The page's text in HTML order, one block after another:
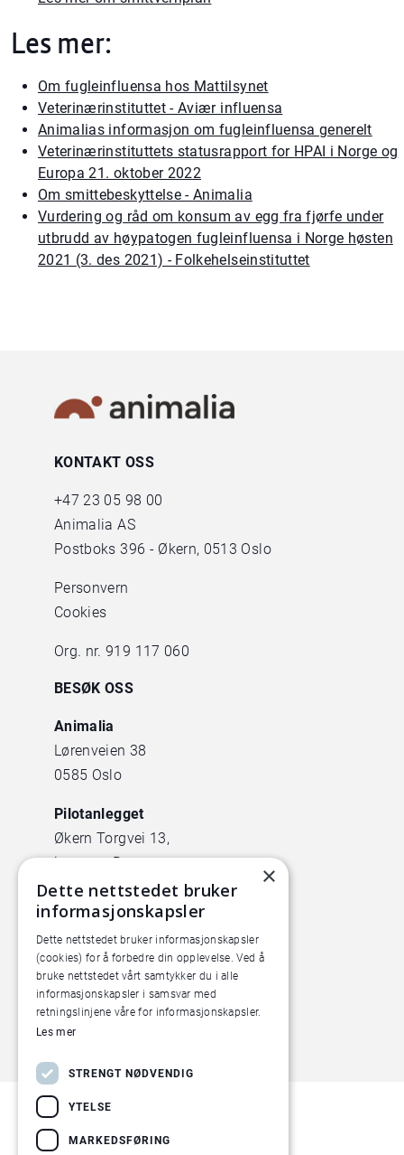
Les mer:
Om fugleinfluensa hos Mattilsynet
Veterinærinstituttet - Aviær influensa
Animalias informasjon om fugleinfluensa generelt
Veterinærinstituttets statusrapport for HPAI i Norge og
Europa 21. oktober 2022
Om smittebeskyttelse - Animalia
Vurdering og råd om konsum av egg fra fjørfe under
utbrudd av høypatogen fugleinfluensa i Norge høsten
2021 (3. des 2021) - Folkehelseinstituttet
KONTAKT OSS
+47 23 05 98 00
Animalia AS
Postboks 396 - Økern, 0513 Oslo
Personvern
Cookies
Org. nr. 919 117 060
BESØK OSS
Animalia
Lørenveien 38
0585 Oslo
Pilotanlegget
Økern Torgvei 13,
inngang B
×
Dette nettstedet bruker
informasjonskapsler
Dette nettstedet bruker informasjonskapsler
(cookies) for å forbedre din opplevelse. Ved å
bruke nettstedet vårt samtykker du i alle
informasjonskapsler i samsvar med
retningslinjene våre for informasjonskapsler.
Les mer
STRENGT NØDVENDIG
YTELSE
MARKEDSFØRING